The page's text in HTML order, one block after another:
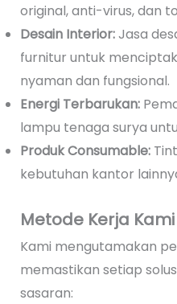
original, anti-virus, dan
Desain Interior:Jasa
furnitur untuk
nyaman dan fungsional.
Energi Terbarukan:
lampu tenaga surya
Produk Consumable:
kebutuhan kantor
Metode Kerja Kami
Kami mengutamakan
memastikan setiap
sasaran: